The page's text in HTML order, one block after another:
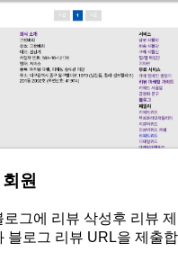
원
그에 리뷰 삭성후 리뷰
블로그 리뷰 URL을 제출